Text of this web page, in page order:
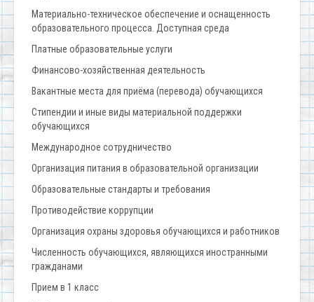
Материально-техническое обеспечение и оснащенность
образовательного процесса. Доступная среда
Платные образовательные услуги
Финансово-хозяйственная деятельность
Вакантные места для приёма (перевода) обучающихся
Стипендии и иные виды материальной поддержки
обучающихся
Международное сотрудничество
Организация питания в образовательной организации
Образовательные стандарты и требования
Противодействие коррупции
Организация охраны здоровья обучающихся и работников
Численность обучающихся, являющихся иностранными
гражданами
Прием в 1 класс